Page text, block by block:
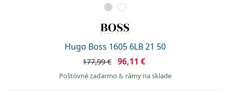
Hugo Boss 1605 6LB 21 50
177,99 € 96,11 €
Poštovné zadarmo& rámy na sklade